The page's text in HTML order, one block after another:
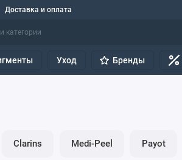
Доставка и оплата
Уход Бренды
Clarins Medi-Peel Payot